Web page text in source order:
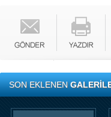
SON EKLENEN